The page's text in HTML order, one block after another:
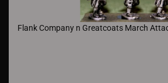
Flank Company n Greatcoats March